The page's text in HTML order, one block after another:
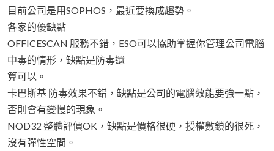
目前公司是用SOPHOS，最近要換成趨勢。
各家的優缺點
OFFICESCAN 服務不錯，ESO可以協助掌握你管理公司電腦
中毒的情形，缺點是防毒還
算可以。
卡巴斯基 防毒效果不錯，缺點是公司的電腦效能要強一點，
否則會有變慢的現象。
NOD32 整體評價OK，缺點是價格很硬，授權數鎖的很死，
沒有彈性空間。